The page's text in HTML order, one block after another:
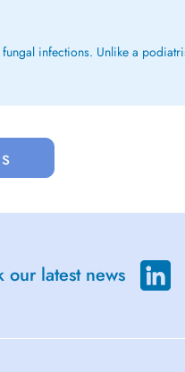
infections. Unlike a
our latest news